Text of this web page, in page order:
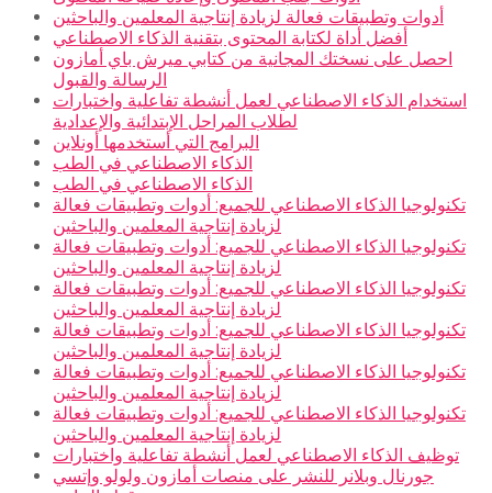
أدوات وتطبيقات فعالة لزيادة إنتاجية المعلمين والباحثين
أفضل أداة لكتابة المحتوى بتقنية الذكاء الاصطناعي
احصل على نسختك المجانية من كتابي ميرش باي أمازون
الرسالة والقبول
استخدام الذكاء الاصطناعي لعمل أنشطة تفاعلية واختبارات
لطلاب المراحل الإبتدائية والإعدادية
البرامج التي أستخدمها أونلاين
الذكاء الاصطناعي في الطب
الذكاء الاصطناعي في الطب
تكنولوجيا الذكاء الاصطناعي للجميع: أدوات وتطبيقات فعالة
لزيادة إنتاجية المعلمين والباحثين
تكنولوجيا الذكاء الاصطناعي للجميع: أدوات وتطبيقات فعالة
لزيادة إنتاجية المعلمين والباحثين
تكنولوجيا الذكاء الاصطناعي للجميع: أدوات وتطبيقات فعالة
لزيادة إنتاجية المعلمين والباحثين
تكنولوجيا الذكاء الاصطناعي للجميع: أدوات وتطبيقات فعالة
لزيادة إنتاجية المعلمين والباحثين
تكنولوجيا الذكاء الاصطناعي للجميع: أدوات وتطبيقات فعالة
لزيادة إنتاجية المعلمين والباحثين
تكنولوجيا الذكاء الاصطناعي للجميع: أدوات وتطبيقات فعالة
لزيادة إنتاجية المعلمين والباحثين
توظيف الذكاء الاصطناعي لعمل أنشطة تفاعلية واختبارات
جورنال وبلانر للنشر على منصات أمازون ولولو وإتسي